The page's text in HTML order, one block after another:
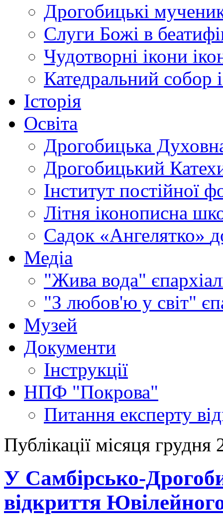
Дрогобицькі
Слуги Божі в
Чудотворні ікони
Катедральний собор
Історія
Освіта
Дрогобицька
Дрогобицький
Інститут постійної
Літня іконописна
Садок «Ангелятко»
Медіа
"Жива вода"
"З любов'ю у світ"
Музей
Документи
Інструкції
НПФ "Покрова"
Питання експерту
Публікації місяця грудня
У Самбірсько-
відкриття